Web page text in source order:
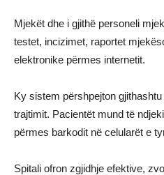
Mjekët dhe i gjithë personeli
testet, incizimet, raportet
elektronike përmes internetit.
Ky sistem përshpejton
trajtimit. Pacientët mund të
përmes barkodit në celularët e
Spitali ofron zgjidhje efektive,